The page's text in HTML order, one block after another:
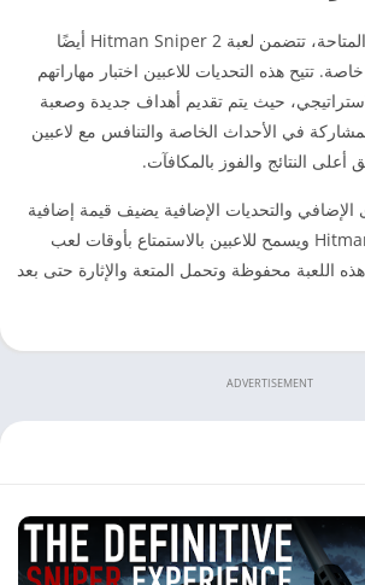
بالإضافة إلى التوسعات المتاحة، تتضمن لعبة Hitman Sniper 2 أيضًا
تتيح هذه التحديات للاعبين اختبار مهاراتهم
حيث يتم تقديم أهداف جديدة وصعبة
في الأحداث الخاصة والتنافس مع لاعبين
النتائج والفوز بالمكافآت.
والتحديات الإضافية يضيف قيمة إضافية
لتجربة لعبة Hitman Sniper 2 ويسمح للاعبين بالاستمتاع بأوقات لعب
اللعبة محفوظة وتحمل المتعة والإثارة حتى بعد
ADVERTISEMENT